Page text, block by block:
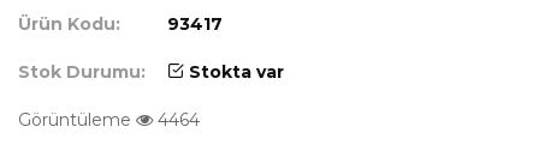
Ürün Kodu: 93417
Stok Durumu: Stokta var
Görüntüleme 4464